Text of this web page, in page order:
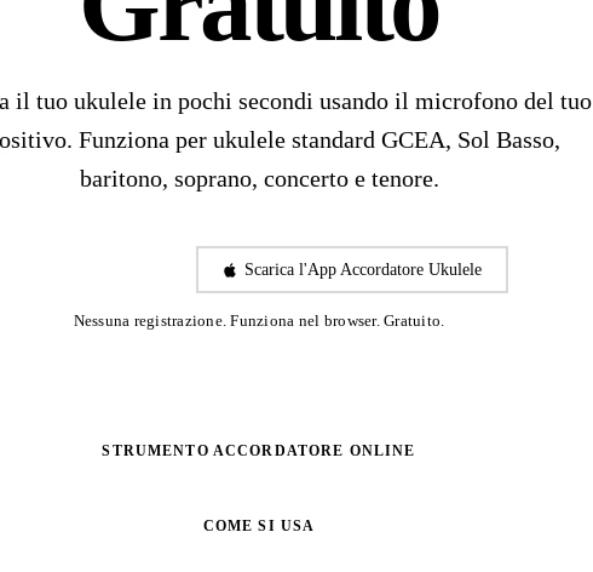
il tuo ukulele in pochi secondi usando il microfono del tuo
Funziona per ukulele standard GCEA, Sol Basso,
baritono, soprano, concerto e tenore.
Scarica l'App Accordatore Ukulele
Nessuna registrazione. Funziona nel browser. Gratuito.
STRUMENTO ACCORDATORE ONLINE
COME SI USA